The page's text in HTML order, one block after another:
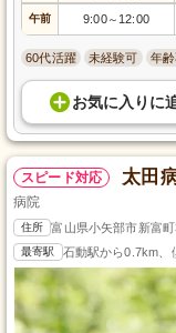
午前 9:00～ 12:00
60代活躍 未経験可 年
お気に入り に
スピード対応 太田
病院
住所 富山県小矢部市新富町
最寄駅 石動駅から0.7km、